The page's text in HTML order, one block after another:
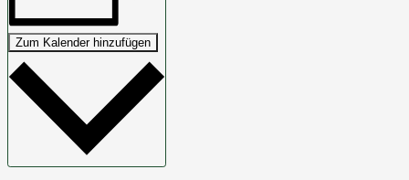
Zum Kalender hinzufügen